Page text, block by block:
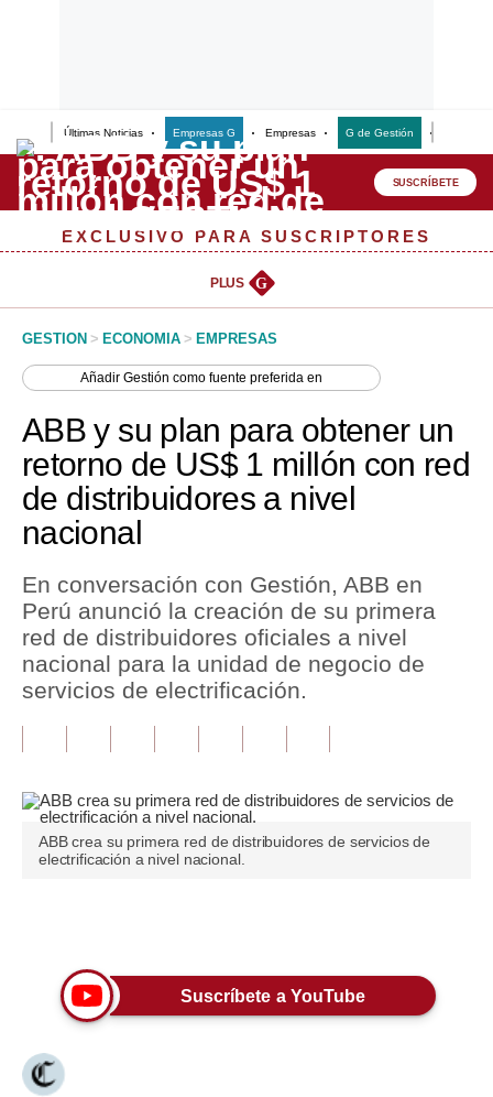
Últimas Noticias Empresas G Empresas G de Gestión
Lo último
Peru Quiosco
Management & Empleo
Perú
Política
Tu Dinero
Finanzas Personales
Inmobiliarias
Plus G
Editorial
Pregunta de hoy
Blogs
Viajes
Moda
Estilos
SUSCRÍBETE
EXCLUSIVO PARA SUSCRIPTORES
PLUS G
GESTION > ECONOMIA > EMPRESAS
AñadirGestión como fuente preferida en
ABB y su plan para obtener un
retorno de US$ 1 millón con red
de distribuidores a nivel
nacional
En conversación con Gestión, ABB en
Perú anunció la creación de su primera
red de distribuidores oficiales a nivel
nacional para la unidad de negocio de
servicios de electrificación.
ABB crea su primera red de distribuidores de servicios de
electrificación a nivel nacional.
Suscríbete a YouTube